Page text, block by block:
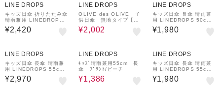
が伸びる傘 合板手元 ニ
ュアンスカラー 60423
60424 60425 60426
LINE DROPS
キッズ日傘 折りたたみ傘
晴雨兼用 LINEDROPS
55cm 手開き式 UVカッ
ト率＆遮光率99.9％以上
トート型収納バッグ 通学
54783 54784 54785 5
4786 54787
¥2,420
LINE DROPS
OLIVE des OLIVE 子
供日傘 無地タイプ【長
傘 身長表記 150㎝
用】ミント
¥2,002
LINE DROPS
キッズ日傘 長傘 晴雨兼
用 LINEDROPS 50cm
ジャンプ式 UVカット率
＆遮光率99.9％以上 遮
通学 パープル 54630
¥1,980
LINE DROPS
キッズ日傘 長傘 晴雨兼
用 LINEDROPS 55cm
ジャンプ式 UVカット率
＆遮光率99.9％以上 遮
¥2,970
LINE DROPS
ｷｯｽﾞ晴雨兼用55cm 長
傘 ﾌﾟﾘﾝﾄ/ビーチ
¥1,386
LINE DROPS
キッズ日傘 長傘 晴雨兼
用 LINEDROPS 55cm
ジャンプ式 UVカット率
＆遮光率99.9％以上 遮
¥1,980